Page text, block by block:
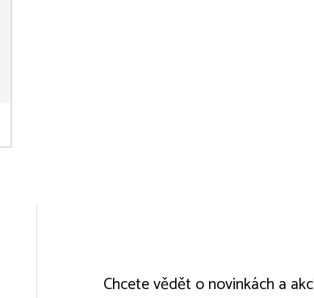
Chcete vědět o novinkách a